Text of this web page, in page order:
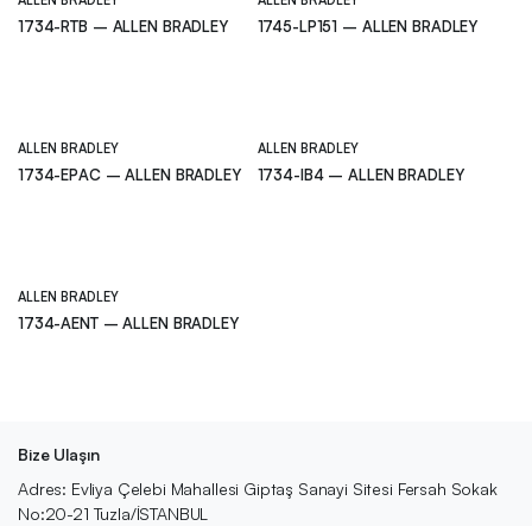
1734-RTB – ALLEN BRADLEY 1745-LP151 – ALLEN BRADLEY
ALLEN BRADLEY
1734-EPAC – ALLEN BRADLEY
ALLEN BRADLEY
1734-IB4 – ALLEN BRADLEY
ALLEN BRADLEY
1734-AENT – ALLEN BRADLEY
Bize Ulaşın
Adres: Evliya Çelebi Mahallesi Giptaş Sanayi Sitesi Fersah Sokak
No:20-21 Tuzla/İSTANBUL